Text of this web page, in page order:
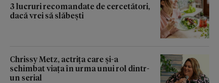
3 lucruri recomandate de cercetători,
dacă vrei să slăbești
Chrissy Metz, actrița care și-a
schimbat viața în urma unui rol dintr-
un serial